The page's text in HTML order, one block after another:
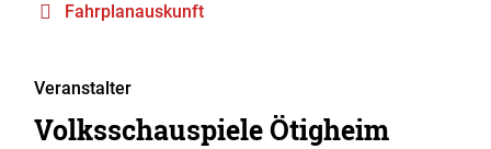
Fahrplanauskunft
Veranstalter
Volksschauspiele Ötigheim